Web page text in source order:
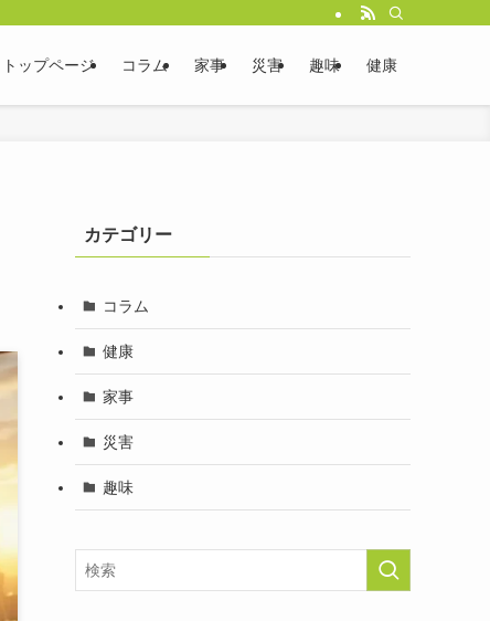
トップページ コラム 家事 災害 趣味 健康
カテゴリー
コラム
健康
家事
災害
趣味